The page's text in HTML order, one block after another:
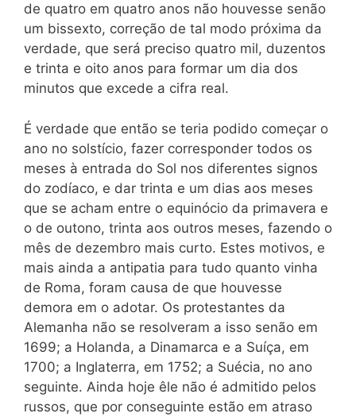
de quatro em quatro anos não houvesse senão
um bissexto, correção de tal modo próxima da
verdade, que será preciso quatro mil, duzentos
e trinta e oito anos para formar um dia dos
minutos que excede a cifra real.
É verdade que então se teria podido começar o
ano no solstício, fazer corresponder todos os
meses à entrada do Sol nos diferentes signos
do zodíaco, e dar trinta e um dias aos meses
que se acham entre o equinócio da primavera e
o de outono, trinta aos outros meses, fazendo o
mês de dezembro mais curto. Estes motivos, e
mais ainda a antipatia para tudo quanto vinha
de Roma, foram causa de que houvesse
demora em o adotar. Os protestantes da
Alemanha não se resolveram a isso senão em
1699; a Holanda, a Dinamarca e a Suíça, em
1700; a Inglaterra, em 1752; a Suécia, no ano
seguinte. Ainda hoje êle não é admitido pelos
russos, que por conseguinte estão em atraso